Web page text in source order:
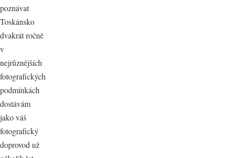
poznávat
Toskánsko
dvakrát ročně
v
nejrůznějších
fotografických
podmínkách
dostávám
jako váš
fotografický
doprovod už